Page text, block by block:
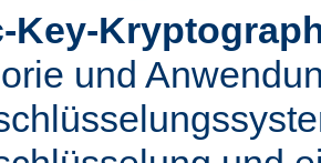
Key-
und